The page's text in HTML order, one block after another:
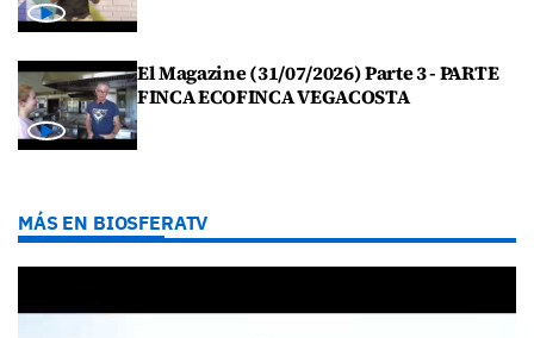
El Magazine (31/07/2026) Parte 3 - PARTE
FINCA ECOFINCA VEGACOSTA
MÁS EN BIOSFERATV